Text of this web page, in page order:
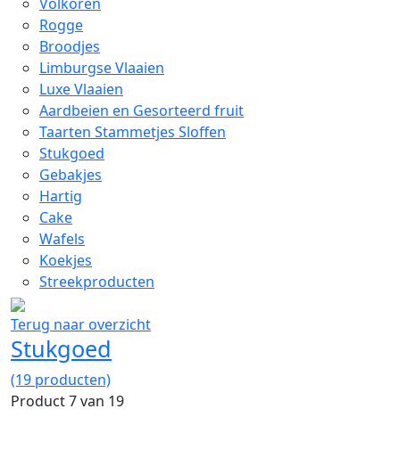
Rogge
Broodjes
Limburgse Vlaaien
Luxe Vlaaien
Aardbeien en Gesorteerd fruit
Taarten Stammetjes Sloffen
Stukgoed
Gebakjes
Hartig
Cake
Wafels
Koekjes
Streekproducten
Terug naar overzicht
Stukgoed
(19 producten)
Product 7 van 19